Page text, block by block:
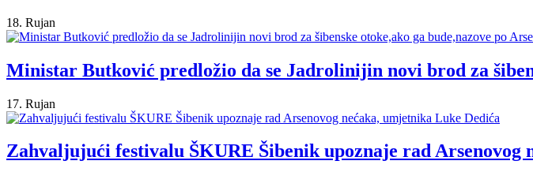
18. Rujan
Ministar Butković predložio da se Jadrolinijin novi brod za
17. Rujan
Zahvaljujući festivalu ŠKURE Šibenik upoznaje rad Arsenovog